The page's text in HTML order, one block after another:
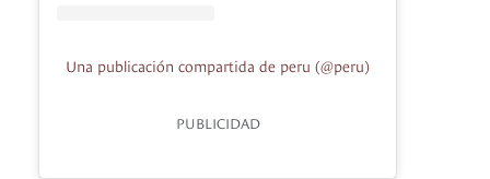
Una publicación compartida de peru (@peru)
PUBLICIDAD